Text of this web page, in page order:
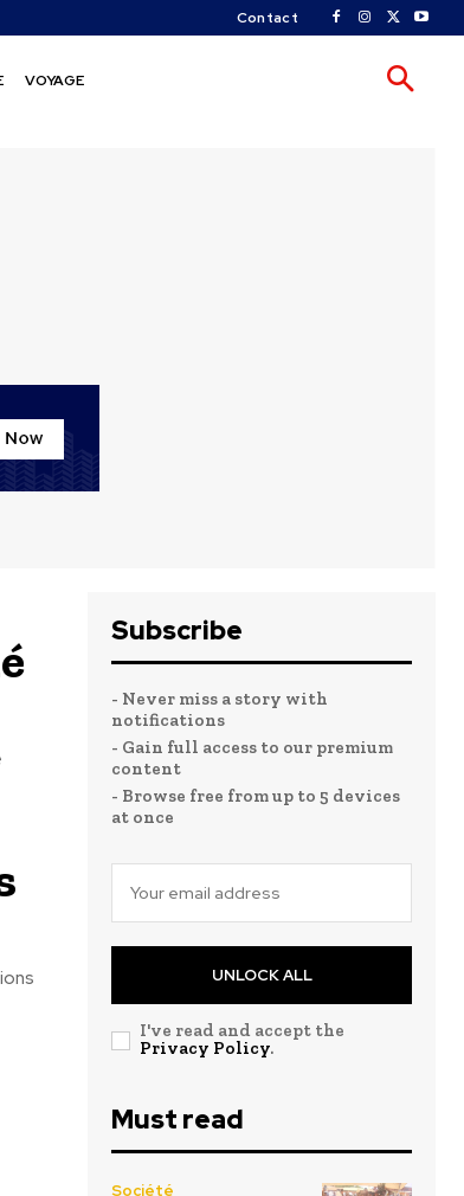
Contact
VOYAGE
Subscribe
- Never miss a story with
notifications
- Gain full access to our premium
content
- Browse free from up to 5 devices
at once
UNLOCK ALL
I've read and accept the
Privacy Policy.
Must read
Société